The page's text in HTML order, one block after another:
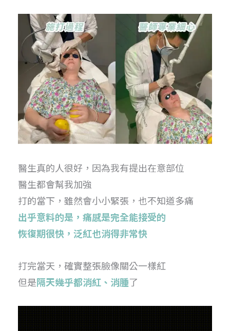
醫生真的人很好，因為我有提出在意部位
醫生都會幫我加強
打的當下，雖然會小小緊張，也不知道多痛
出乎意料的是，痛感是完全能接受的
恢復期很快，泛紅也消得非常快
打完當天，確實整張臉像關公一樣紅
但是隔天幾乎都消紅、消腫了